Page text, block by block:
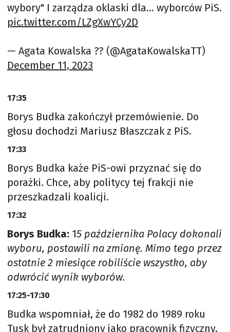
wybory" I zarządza oklaski dla… wyborców PiS.
pic.twitter.com/LZgXwYCy2D
— Agata Kowalska ?️‍? (@AgataKowalskaTT)
December 11, 2023
17:35
Borys Budka zakończył przemówienie. Do
głosu dochodzi Mariusz Błaszczak z PiS.
17:33
Borys Budka każe PiS-owi przyznać się do
porażki. Chce, aby politycy tej frakcji nie
przeszkadzali koalicji.
17:32
Borys Budka: 15 października Polacy dokonali
wyboru, postawili na zmianę. Mimo tego przez
ostatnie 2 miesiące robiliście wszystko, aby
odwrócić wynik wyborów.
17:25-17:30
Budka wspomniał, że do 1982 do 1989 roku
Tusk był zatrudniony jako pracownik fizyczny,